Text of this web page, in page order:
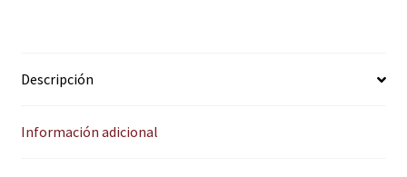
Descripción
Información adicional